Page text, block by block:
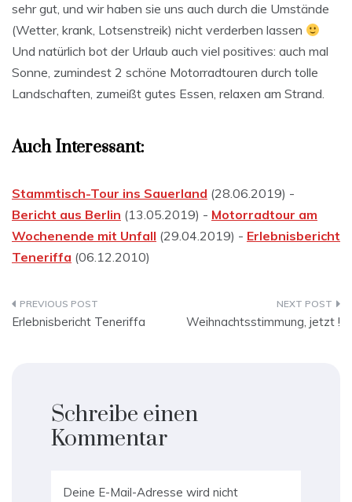
sehr gut, und wir haben sie uns auch durch die Umstände
(Wetter, krank, Lotsenstreik) nicht verderben lassen
Und natürlich bot der Urlaub auch viel positives: auch mal
Sonne, zumindest 2 schöne Motorradtouren durch tolle
Landschaften, zumeißt gutes Essen, relaxen am Strand.
Auch Interessant:
Stammtisch-Tour ins Sauerland (28.06.2019) -
Bericht aus Berlin (13.05.2019) - Motorradtour am
Wochenende mit Unfall (29.04.2019) - Erlebnisbericht
Teneriffa (06.12.2010)
Beitragsnavigation
Erlebnisbericht Teneriffa Weihnachtsstimmung, jetzt !
Schreibe einen
Kommentar
Deine E-Mail-Adresse wird nicht